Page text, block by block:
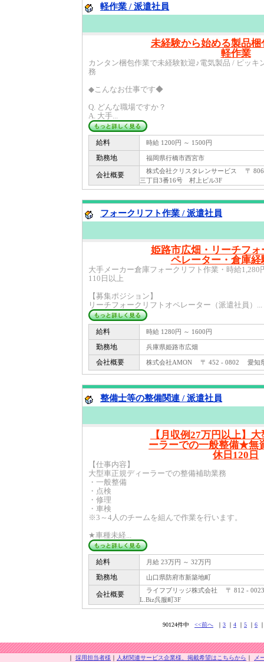
軽作業 / 派遣社員
未経験から始める製品
軽作業
カンタン梱包作業で未経験歓迎♪電気製品 / ピッキ
務
◆こんなお仕事です◆
Q. どんな職場ですか？
A. 大手...
給料 時給 1200円 ～ 1500円
勤務地 福岡県行橋市西宮市
会社概要
株式会社クリスタレンサービス 〒
三丁目3番16号 村上ビル3F
フォークリフト作業 / 派遣社員
姫路市広畑・リーチフ
ペレーター・倉庫経
大手メーカー倉庫フォークリフト作業・時給
110日以上
【募集ポジション】
リーチフォークリフトオペレーター（派遣社員）...
給料 時給 1280円 ～ 1600円
勤務地 兵庫県姫路市広畑
会社概要 株式会社AMON 〒 452 - 0802 愛知県
整備士等の整備関連 / 派遣社員
【月収例27万円以上】
ーラーでの一般整備★無
休日120日
【仕事内容】
大型車正規ディーラーでの整備補助業務
・一般整備
・点検
・修理
・車検
※3～4人のチームを組んで作業を行います。
★車種未経...
給料 月給 23万円 ～ 32万円
勤務地 山口県防府市新築地町
会社概要
ライフブリッジ株式会社 〒 812 -
L.Biz呉服町3F
90124件中 <<前へ ｜ 3 ｜ 4 ｜ 5 ｜ 6
｜ 採用担当者様 ｜ 人材関連サービス企業様、掲載希望はこちらから ｜
メ